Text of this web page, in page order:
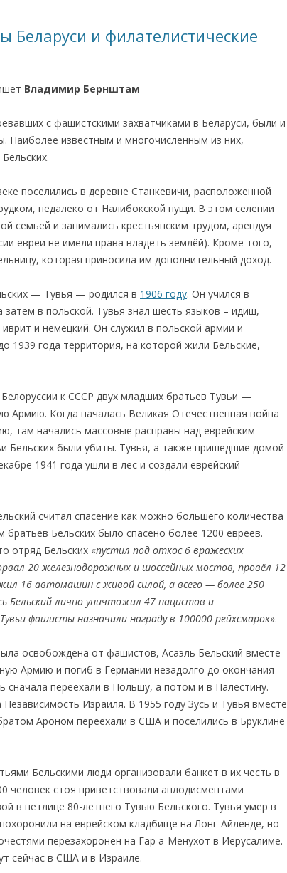
СЕЙЧАС
ПИСЬМА
ОТЗЫВЫ, ПРЕДЛОЖЕНИЯ,
КТО КОГО ИЩЕТ
Беларуси и филателистические
Владимир Бернштам
с фашистскими захватчиками в Беларуси, были и
Наиболее известным и многочисленным из них,
поселились в деревне Станкевичи, расположенной
недалеко от Налибокской пущи. В этом селении
семьей и занимались крестьянским трудом, арендуя
евреи не имели права владеть землёй). Кроме того,
которая приносила им дополнительный доход.
— Тувья — родился в 1906 году. Он учился в
затем в польской. Тувья знал шесть языков – идиш,
иврит и немецкий. Он служил в польской армии и
1939 года территория, на которой жили Бельские,
к СССР двух младших братьев Тувьи —
Армию. Когда началась Великая Отечественная война
там начались массовые расправы над еврейским
Бельских были убиты. Тувья, а также пришедшие домой
1941 года ушли в лес и создали еврейский
считал спасение как можно большего количества
Бельских было спасено более 1200 евреев.
отряд Бельских «пустил под откос 6 вражеских
20 железнодорожных и шоссейных мостов, провёл 12
16 автомашин с живой силой, а всего — более 250
Бельский лично уничтожил 47 нацистов и
фашисты назначили награду в 100000 рейхсмарок».
освобождена от фашистов, Асаэль Бельский вместе
Армию и погиб в Германии незадолго до окончания
сначала переехали в Польшу, а потом и в Палестину.
Израиля. В 1955 году Зусь и Тувья вместе
Ароном переехали в США и поселились в Бруклине
Бельскими люди организовали банкет в их честь в
человек стоя приветствовали аплодисментами
в петлице 80-летнего Тувью Бельского. Тувья умер в
на еврейском кладбище на Лонг-Айленде, но
перезахоронен на Гар а-Менухот в Иерусалиме.
сейчас в США и в Израиле.